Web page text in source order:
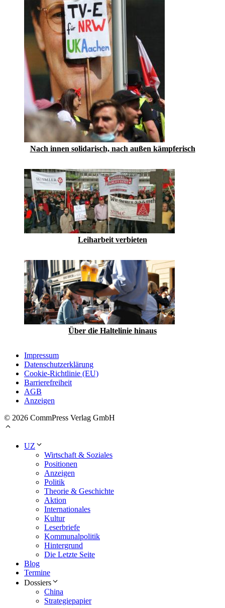
Nach innen solidarisch, nach außen kämpferisch
Leiharbeit verbieten
Über die Haltelinie hinaus
Impressum
Datenschutzerklärung
Cookie-Richtlinie (EU)
Barrierefreiheit
AGB
Anzeigen
© 2026 CommPress Verlag GmbH
UZ
Wirtschaft & Soziales
Positionen
Anzeigen
Politik
Theorie & Geschichte
Aktion
Internationales
Kultur
Leserbriefe
Kommunalpolitik
Hintergrund
Die Letzte Seite
Blog
Termine
Dossiers
China
Strategiepapier